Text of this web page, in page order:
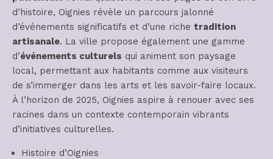
d’histoire, Oignies révèle un parcours jalonné
d’événements significatifs et d’une riche tradition
artisanale. La ville propose également une gamme
d’événements culturels qui animent son paysage
local, permettant aux habitants comme aux visiteurs
de s’immerger dans les arts et les savoir-faire locaux.
À l’horizon de 2025, Oignies aspire à renouer avec ses
racines dans un contexte contemporain vibrants
d’initiatives culturelles.
Histoire d’Oignies